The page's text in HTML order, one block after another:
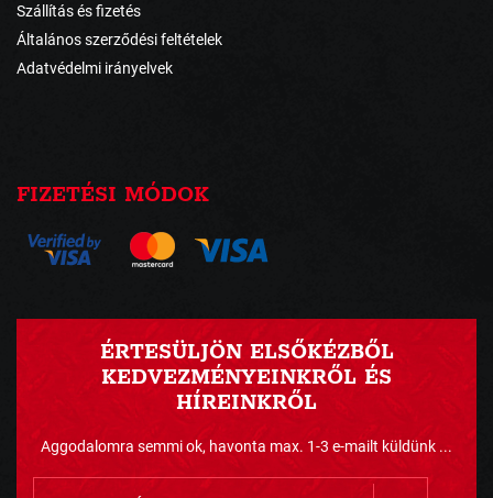
Szállítás és fizetés
Általános szerződési feltételek
Adatvédelmi irányelvek
FIZETÉSI MÓDOK
ÉRTESÜLJÖN ELSŐKÉZBŐL
KEDVEZMÉNYEINKRŐL ÉS
HÍREINKRŐL
Aggodalomra semmi ok, havonta max. 1-3 e-mailt küldünk ...